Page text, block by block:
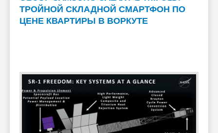
ТРОЙНОЙ СКЛАДНОЙ СМАРТФОН ПО
ЦЕНЕ КВАРТИРЫ В ВОРКУТЕ